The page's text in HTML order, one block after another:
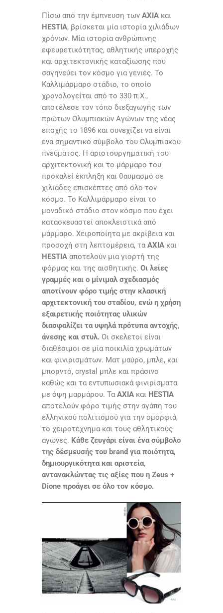
Πίσω από την έμπνευση των AXIA και
HESTIA, βρίσκεται μία ιστορία χιλιάδων
χρόνων. Mία ιστορία ανθρώπινης
εφευρετικότητας, αθλητικής υπεροχής
και αρχιτεκτονικής καταξίωσης που
σαγηνεύει τον κόσμο για γενιές. Το
Καλλιμάρμαρο στάδιο, το οποίο
χρονολογείται από το 330 π.Χ.,
αποτέλεσε τον τόπο διεξαγωγής των
πρώτων Ολυμπιακών Αγώνων της νέας
εποχής το 1896 και συνεχίζει να είναι
ένα σημαντικό σύμβολο του Ολυμπιακού
πνεύματος. Η αριστουργηματική του
αρχιτεκτονική και το μάρμαρο του
προκαλεί έκπληξη και θαυμασμό σε
χιλιάδες επισκέπτες από όλο τον
κόσμο. Το Καλλιμάρμαρο είναι το
μοναδικό στάδιο στον κόσμο που έχει
κατασκευαστεί αποκλειστικά από
μάρμαρο. Χειροποίητα με ακρίβεια και
προσοχή στη λεπτομέρεια, ταAXIA και
HESTIA αποτελούν μια γιορτή της
φόρμας και της αισθητικής. Οι λείες
γραμμές και ο μίνιμαλ σχεδιασμός
αποτίνουν φόρο τιμής στην κλασική
αρχιτεκτονική του σταδίου, ενώ η χρήση
εξαιρετικής ποιότητας υλικών
διασφαλίζει τα υψηλά πρότυπα αντοχής,
άνεσης και στυλ. Οι σκελετοί είναι
διαθέσιμοι σε μία ποικιλία χρωμάτων
και φινιρισμάτων. Ματ μαύρο, μπλε, και
μπορντό, crystal μπλε και πράσινο
καθώς και τα εντυπωσιακά φινιρίσματα
με όψη μαρμάρου. ΤαAXIA και HESTIA
αποτελούν φόρο τιμής στην αγάπη του
ελληνικού πολιτισμού για την ομορφιά,
το χειροτέχνημα και τους αθλητικούς
αγώνες. Κάθε ζευγάρι είναι ένα σύμβολο
της δέσμευσής του brand για ποιότητα,
δημιουργικότητα και αριστεία,
αντανακλώντας τις αξίες που η Zeus +
Dione προάγει σε όλο τον κόσμο.